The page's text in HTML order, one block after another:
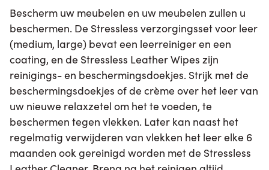
Bescherm uw meubelen en uw meubelen zullen u
beschermen. De Stressless verzorgingsset voor leer
(medium, large) bevat een leerreiniger en een
coating, en de Stressless Leather Wipes zijn
reinigings- en beschermingsdoekjes. Strijk met de
beschermingsdoekjes of de crème over het leer van
uw nieuwe relaxzetel om het te voeden, te
beschermen tegen vlekken. Later kan naast het
regelmatig verwijderen van vlekken het leer elke 6
maanden ook gereinigd worden met de Stressless